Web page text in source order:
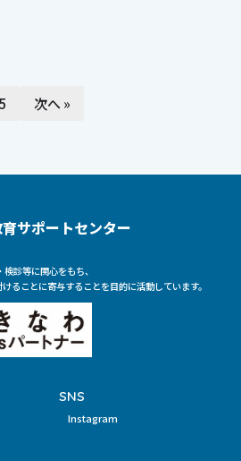
5 次へ »
サポートセンター
診等に関心をもち、
ることに寄与することを目的に活動しています。
SNS
Instagram